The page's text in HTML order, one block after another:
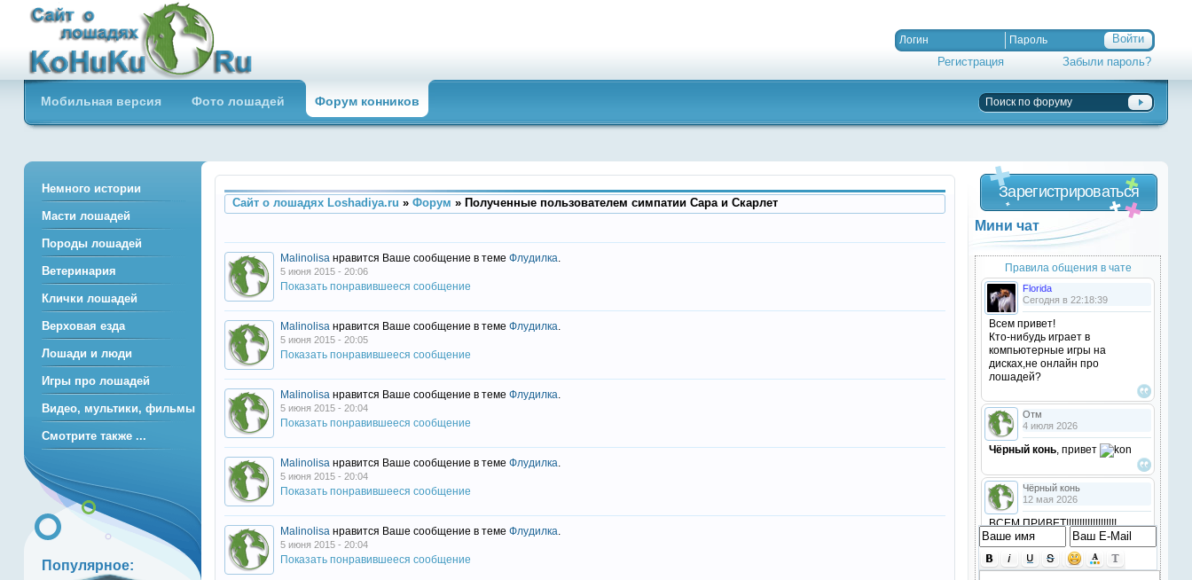
Сайт о лошадях loshadiya.ru
Приветствуем всех любителей
лошадей и конного спорта!
Регистрация Забыли пароль?
Мобильная версия Фото лошадей Форум конников
Сайт о лошадях Loshadiya.ru » Форум » Полученные пользователем симпатии Сара и Скарлет
Malinolisaнравится Ваше сообщение в теме Флудилка.
5 июня 2015 - 20:06
Показать понравившееся сообщение
Malinolisaнравится Ваше сообщение в теме Флудилка.
5 июня 2015 - 20:05
Показать понравившееся сообщение
Malinolisaнравится Ваше сообщение в теме Флудилка.
5 июня 2015 - 20:04
Показать понравившееся сообщение
Malinolisaнравится Ваше сообщение в теме Флудилка.
5 июня 2015 - 20:04
Показать понравившееся сообщение
Malinolisaнравится Ваше сообщение в теме Флудилка.
5 июня 2015 - 20:04
Показать понравившееся сообщение
Зарегистрироваться
Мини чат
Правила общения в чате
Florida
Сегодня в 22:18:39
Всем привет!
Кто-нибудь играет в
компьютерные игры на
дисках,не онлайн про
лошадей?
Отм
4 июля 2026
Чёрный конь, привет
Чёрный конь
12 мая 2026
ВСЕМ ПРИВЕТ!!!!!!!!!!!!!!!!!!!
!!!!
Анастасия18
Немного истории
Масти лошадей
Породы лошадей
Ветеринария
Клички лошадей
Верховая езда
Лошади и люди
Игры про лошадей
Видео, мультики, фильмы
Смотрите также ...
Популярное: